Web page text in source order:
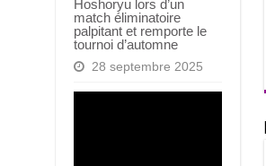
Hoshoryu lors d’un
match éliminatoire
palpitant et remporte le
tournoi d’automne
28 septembre 2025